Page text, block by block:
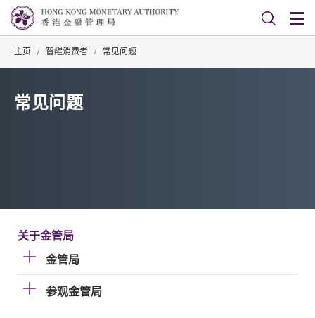
主页 / 智醒消费者 / 常见问题
常见问题
关于金管局
金管局
参观金管局